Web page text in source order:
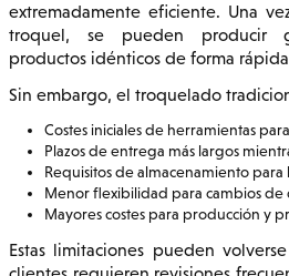
extremadamente eficiente. Una
troquel, se pueden producir
productos idénticos de forma
Sin embargo, el troquelado
Costes iniciales de herramientas
Plazos de entrega más largos
Requisitos de almacenamiento para
Menor flexibilidad para cambios de
Mayores costes para producción y
Estas limitaciones pueden